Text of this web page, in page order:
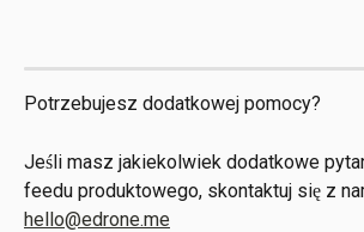
Potrzebujesz dodatkowej pomocy?
Jeśli masz jakiekolwiek dodatkowe
feedu produktowego, skontaktuj się z
hello@edrone.me